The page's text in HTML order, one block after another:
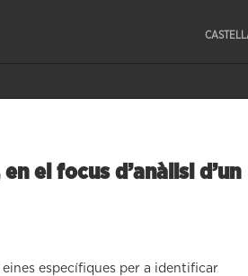
el focus d’anàlisi d’un
eines específiques per a identificar